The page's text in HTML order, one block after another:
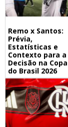
Remo x Santos:
Prévia,
Estatísticas e
Contexto para a
Decisão na Copa
do Brasil 2026